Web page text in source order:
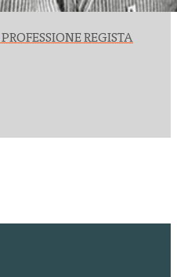
PROFESSIONE REGISTA